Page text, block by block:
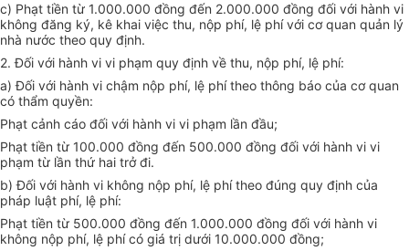
c) Phạt tiền từ 1.000.000 đồng đến 2.000.000 đồng đối với hành vi
không đăng ký, kê khai việc thu, nộp phí, lệ phí với cơ quan quản lý
nhà nước theo quy định.
2. Đối với hành vi vi phạm quy định về thu, nộp phí, lệ phí:
a) Đối với hành vi chậm nộp phí, lệ phí theo thông báo của cơ quan
có thẩm quyền:
Phạt cảnh cáo đối với hành vi vi phạm lần đầu;
Phạt tiền từ 100.000 đồng đến 500.000 đồng đối với hành vi vi
phạm từ lần thứ hai trở đi.
b) Đối với hành vi không nộp phí, lệ phí theo đúng quy định của
pháp luật phí, lệ phí:
Phạt tiền từ 500.000 đồng đến 1.000.000 đồng đối với hành vi
không nộp phí, lệ phí có giá trị dưới 10.000.000 đồng;